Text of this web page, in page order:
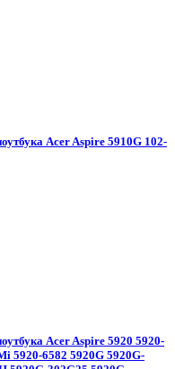
Acer Aspire 5910G 102-
Acer Aspire 5920 5920-
5920-6582 5920G 5920G-